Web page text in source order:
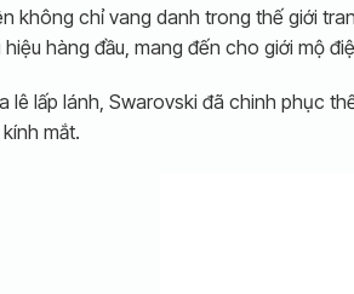
không chỉ vang danh trong thế giới
hàng đầu, mang đến cho giới mộ
lê lấp lánh, Swarovski đã chinh phục
mắt.